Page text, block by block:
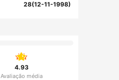
28(12-11-1998)
4.93
Avaliação média